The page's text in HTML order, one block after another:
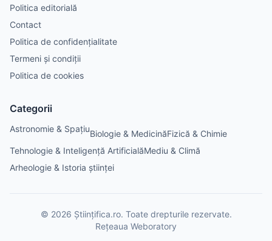
Politica editorială
Contact
Politica de confidențialitate
Termeni și condiții
Politica de cookies
Categorii
Astronomie & SpațiuBiologie & MedicinăFizică & Chimie
Tehnologie & Inteligență ArtificialăMediu & Climă
Arheologie & Istoria științei
© 2026 Științifica.ro. Toate drepturile rezervate.
Rețeaua Weboratory